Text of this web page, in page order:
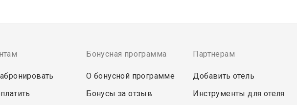
Бонусная программа
О бонусной программе
Бонусы за отзыв
Партнерам
Добавить отель
Инструменты для отеля